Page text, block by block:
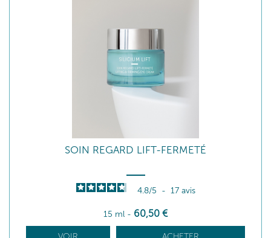
SOIN REGARD LIFT-FERMETÉ
4.8/5 - 17 avis
15 ml - 60,50 €